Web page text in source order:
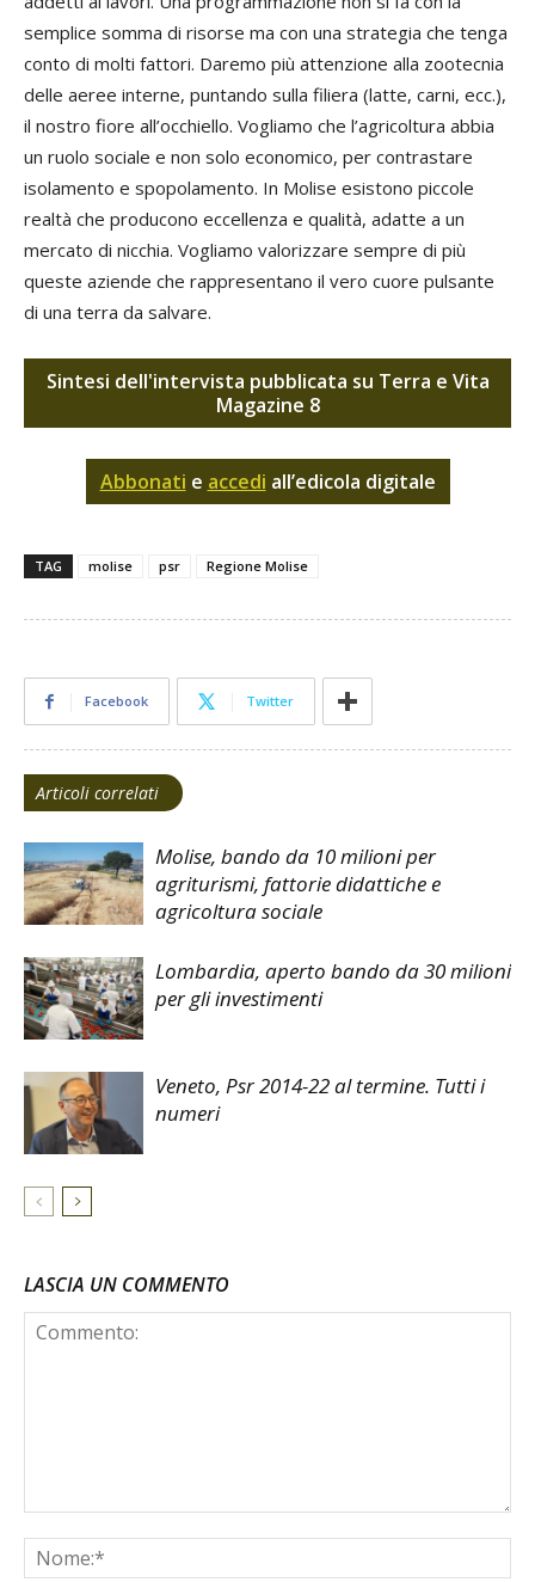
semplice somma di risorse ma con una strategia che tenga
conto di molti fattori. Daremo più attenzione alla zootecnia
delle aeree interne, puntando sulla filiera (latte, carni, ecc.),
il nostro fiore all’occhiello. Vogliamo che l’agricoltura abbia
un ruolo sociale e non solo economico, per contrastare
isolamento e spopolamento. In Molise esistono piccole
realtà che producono eccellenza e qualità, adatte a un
mercato di nicchia. Vogliamo valorizzare sempre di più
queste aziende che rappresentano il vero cuore pulsante
di una terra da salvare.
Sintesi dell'intervista pubblicata su Terra e Vita
Magazine 8
Abbonati e accedi all’edicola digitale
TAG molise psr Regione Molise
Facebook Twitter
Articoli correlati
Molise, bando da 10 milioni per
agriturismi, fattorie didattiche e
agricoltura sociale
Lombardia, aperto bando da 30 milioni
per gli investimenti
Veneto, Psr 2014-22 al termine. Tutti i
numeri
LASCIA UN COMMENTO